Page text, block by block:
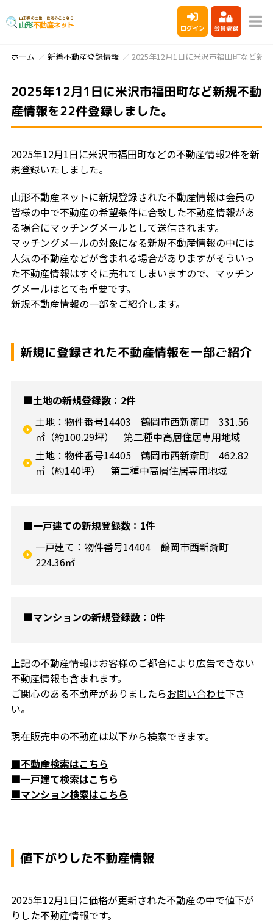
ログイン 会員登録
ホーム 新着不動産登録情報 2025年12月1日に米沢市福田町など新
2025年12月1日に米沢市福田町など新規不動
産情報を22件登録しました。
2025年12月1日に米沢市福田町などの不動産情報2件を新
規登録いたしました。
山形不動産ネットに新規登録された不動産情報は会員の
皆様の中で不動産の希望条件に合致した不動産情報があ
る場合にマッチングメールとして送信されます。
マッチングメールの対象になる新規不動産情報の中には
人気の不動産などが含まれる場合がありますがそういっ
た不動産情報はすぐに売れてしまいますので、マッチン
グメールはとても重要です。
新規不動産情報の一部をご紹介します。
新規に登録された不動産情報を一部ご紹介
■土地の新規登録数：2件
土地：物件番号14403 鶴岡市西新斎町 331.56
㎡（約100.29坪） 第二種中高層住居専用地域
土地：物件番号14405 鶴岡市西新斎町 462.82
㎡（約140坪） 第二種中高層住居専用地域
■一戸建ての新規登録数：1件
一戸建て：物件番号14404 鶴岡市西新斎町
224.36㎡
■マンションの新規登録数：0件
上記の不動産情報はお客様のご都合により広告できない
不動産情報も含まれます。
ご関心のある不動産がありましたらお問い合わせ下さ
い。
現在販売中の不動産は以下から検索できます。
■不動産検索はこちら
■一戸建て検索はこちら
■マンション検索はこちら
値下がりした不動産情報
2025年12月1日に価格が更新された不動産の中で値下が
りした不動産情報です。